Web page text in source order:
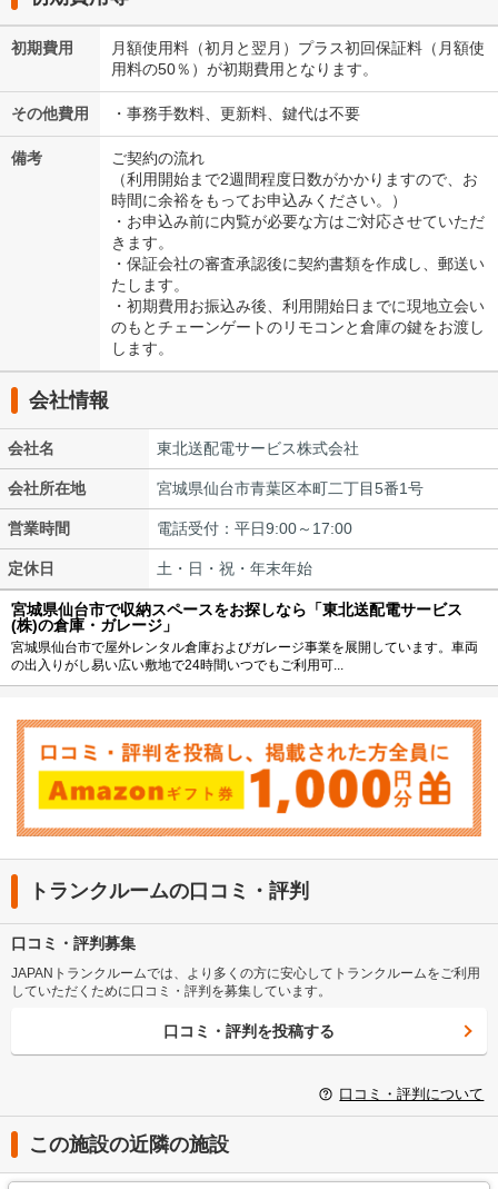
初期費用
月額使用料（初月と翌月）プラス初回保証料（月額使
用料の50％）が初期費用となります。
その他費用 ・事務手数料、更新料、鍵代は不要
備考
ご契約の流れ
（利用開始まで2週間程度日数がかかりますので、お
時間に余裕をもってお申込みください。）
・お申込み前に内覧が必要な方はご対応させていただ
きます。
・保証会社の審査承認後に契約書類を作成し、郵送い
たします。
・初期費用お振込み後、利用開始日までに現地立会い
のもとチェーンゲートのリモコンと倉庫の鍵をお渡し
します。
会社情報
会社名 東北送配電サービス株式会社
会社所在地 宮城県仙台市青葉区本町二丁目5番1号
営業時間 電話受付：平日9:00～17:00
定休日 土・日・祝・年末年始
宮城県仙台市で収納スペースをお探しなら「東北送配電サービス
(株)の倉庫・ガレージ」
宮城県仙台市で屋外レンタル倉庫およびガレージ事業を展開しています。車両
の出入りがし易い広い敷地で24時間いつでもご利用可...
トランクルームの口コミ・評判
口コミ・評判募集
JAPANトランクルームでは、より多くの方に安心してトランクルームをご利用
していただくために口コミ・評判を募集しています。
口コミ・評判を投稿する
口コミ・評判について
この施設の近隣の施設